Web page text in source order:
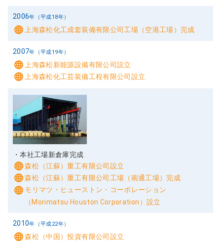
2006年（平成18年）
上海森松化工成套装備有限公司工場（空港工場）完成
2007年（平成19年）
上海森松新能源設備有限公司設立
上海森松化工芸装備工程有限公司設立
年（平成20年）
本社工場新倉庫完成
森松（江蘇）重工有限公司設立
森松（江蘇）重工有限公司工場（南通工場）完成
モリマツ・ヒューストン・コーポレーション
（Morimatsu Houston Corporation）設立
2010年（平成22年）
森松（中国）投資有限公司設立